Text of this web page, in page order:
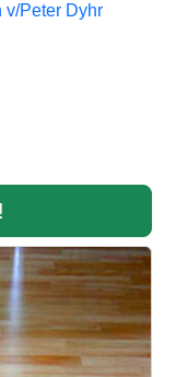
v/Peter Dyhr